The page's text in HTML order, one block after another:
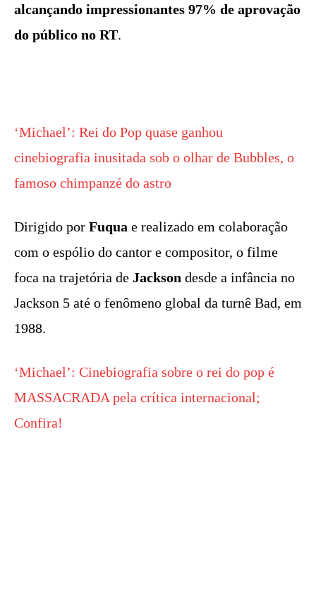
alcançando impressionantes 97% de aprovação
do público no RT.
‘Michael’: Rei do Pop quase ganhou
cinebiografia inusitada sob o olhar de Bubbles, o
famoso chimpanzé do astro
Dirigido por Fuqua e realizado em colaboração
com o espólio do cantor e compositor, o filme
foca na trajetória de Jackson desde a infância no
Jackson 5 até o fenômeno global da turnê Bad, em
1988.
‘Michael’: Cinebiografia sobre o rei do pop é
MASSACRADA pela crítica internacional;
Confira!